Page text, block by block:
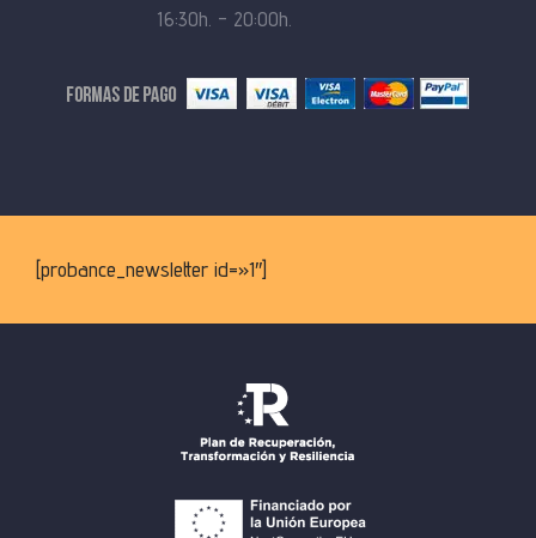
16:30h. – 20:00h.
[probance_newsletter id=»1″]